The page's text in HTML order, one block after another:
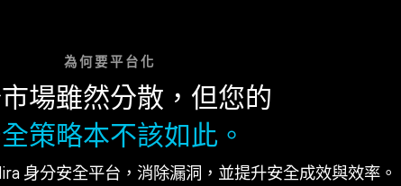
為何要平台化
場雖然分散，但您的
策略本不該如此。
身分安全平台，消除漏洞，並提升安全成效與效率。